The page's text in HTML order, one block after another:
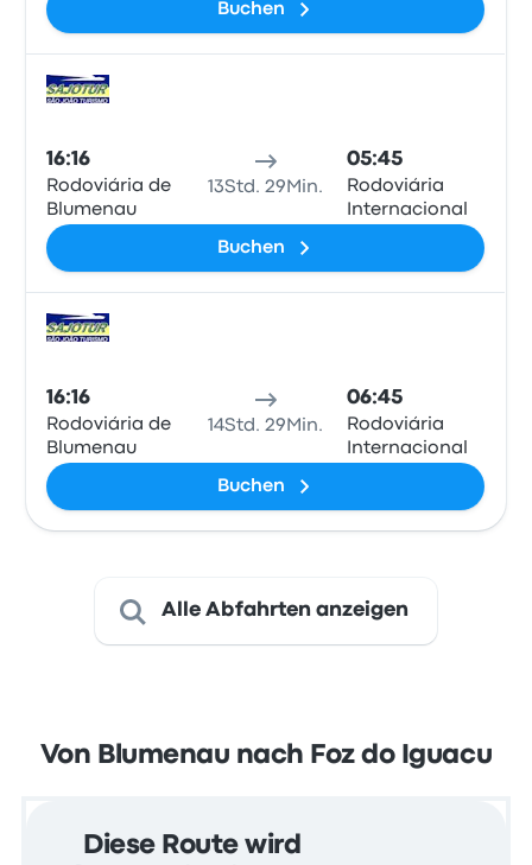
Buchen
16:16
Rodoviária de
Blumenau
13Std. 29Min.
05:45
Rodoviária
Internacional
Buchen
16:16
Rodoviária de
Blumenau
14Std. 29Min.
06:45
Rodoviária
Internacional
Buchen
Alle Abfahrten anzeigen
Von Blumenau nach Foz do Iguacu
Diese Route wird